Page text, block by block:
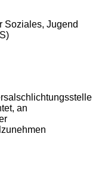
Soziales, Jugend
an